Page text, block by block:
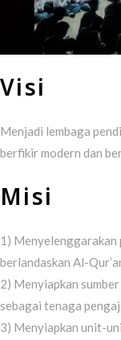
Visi
Menjadi lembaga
berfikir modern dan
Misi
1) Menyelenggarakan
berlandaskan Al-
2) Menyiapkan
sebagai tenaga
3) Menyiapkan unit-